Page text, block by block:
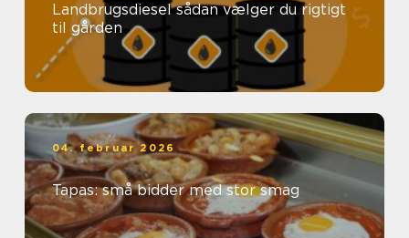
Landbrugsdiesel sådan vælger du rigtigt
til gården
04. februar 2026
Tapas: små bidder med stor smag